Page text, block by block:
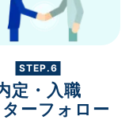
STEP.6
定・入職
ーフォロー